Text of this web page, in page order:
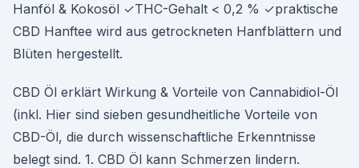
Hanföl & Kokosöl ✓THC-Gehalt < 0,2 % ✓praktische
CBD Hanftee wird aus getrockneten Hanfblättern und
Blüten hergestellt.
CBD Öl erklärt Wirkung & Vorteile von Cannabidiol-Öl
(inkl. Hier sind sieben gesundheitliche Vorteile von
CBD-Öl, die durch wissenschaftliche Erkenntnisse
belegt sind. 1. CBD Öl kann Schmerzen lindern.